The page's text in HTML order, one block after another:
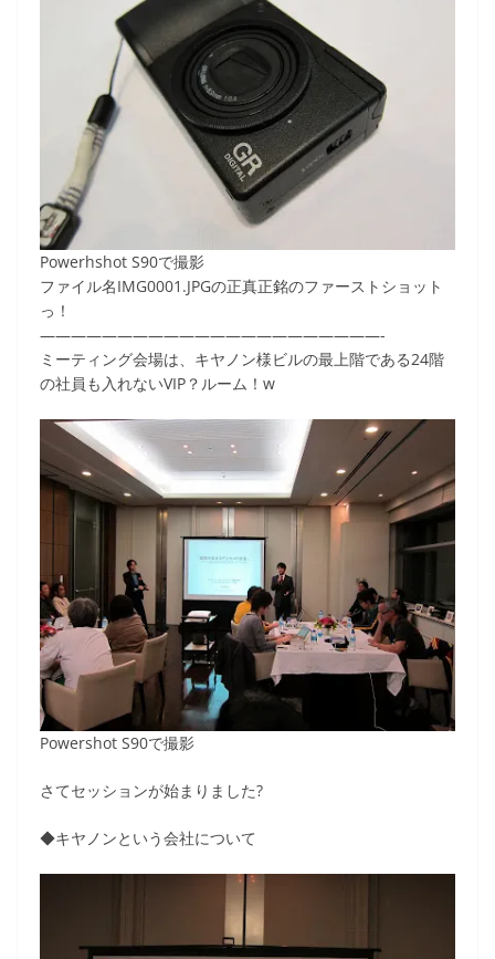
Powerhshot S90で撮影
ファイル名IMG0001.JPGの正真正銘のファーストショット
っ！
——————————————————————-
ミーティング会場は、キヤノン様ビルの最上階である24階
の社員も入れないVIP？ルーム！w
Powershot S90で撮影
さてセッションが始まりました?
◆キヤノンという会社について